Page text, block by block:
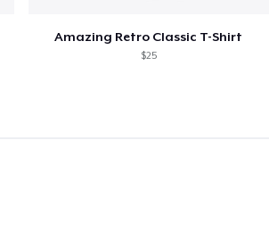
Amazing Retro Classic T-Shirt
$25